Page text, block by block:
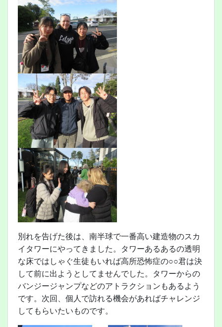
別れを告げた後は、南半球で一番高い建造物のスカ
イタワーにやってきました。タワーあるあるの透明
な床ではしゃぐ生徒もいれば高所恐怖症の○○君は決
して前に出ようとしてませんでした。タワーからの
バンジージャンプなどのアトラクションもあるよう
です。次回、個人で訪れる機会があればチャレンジ
してもらいたいものです。